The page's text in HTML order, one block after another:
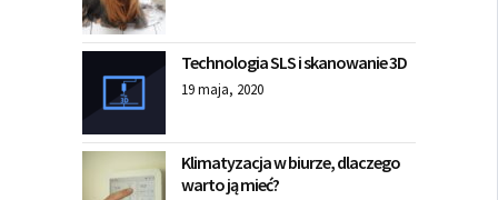
Technologia SLS i skanowanie 3D
19 maja, 2020
Klimatyzacja w biurze, dlaczego
warto ją mieć?